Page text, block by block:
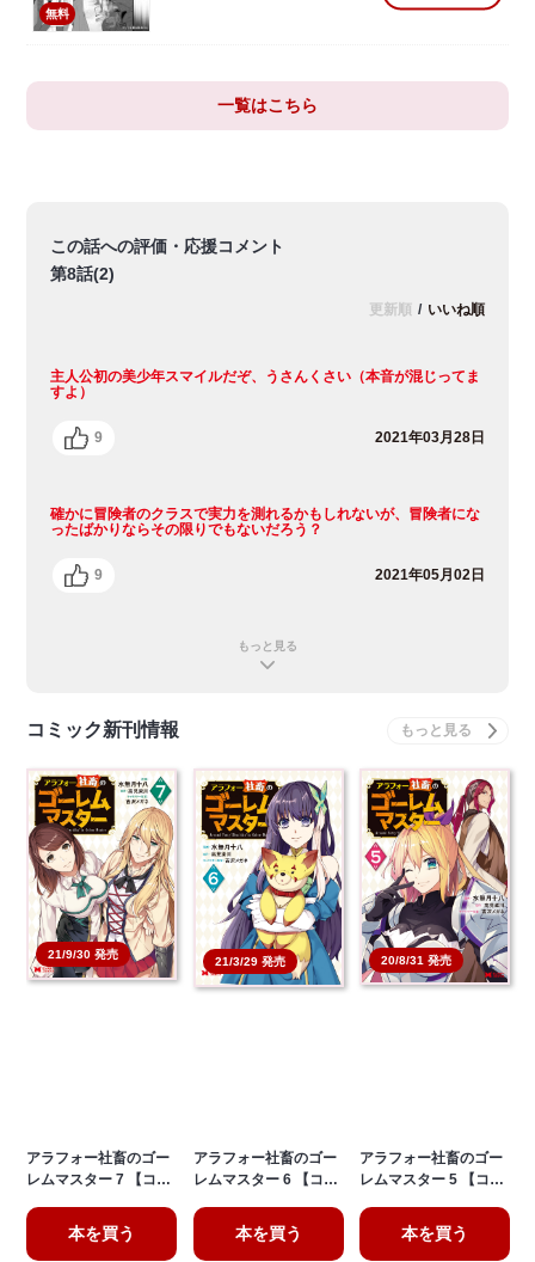
無料
一覧はこちら
この話への評価・応援コメント
第8話(2)
更新順 / いいね順
主人公初の美少年スマイルだぞ、うさんくさい（本音が混じってま
すよ）
9 2021年03月28日
確かに冒険者のクラスで実力を測れるかもしれないが、冒険者にな
ったばかりならその限りでもないだろう？
9 2021年05月02日
もっと見る
コミック新刊情報
21/9/30 発売
アラフォー社畜のゴー
レムマスター 7 【コ…
本を買う
21/3/29 発売
アラフォー社畜のゴー
レムマスター 6 【コ…
本を買う
20/8/31 発売
アラフォー社畜のゴー
レムマスター 5 【コ…
本を買う